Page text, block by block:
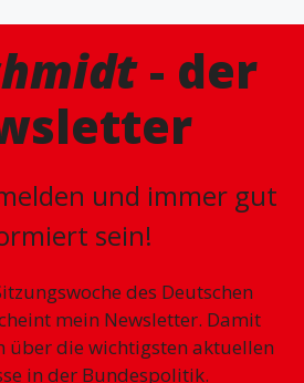
- der
und immer gut
sein!
des Deutschen
mein Newsletter. Damit
über die wichtigsten aktuellen
in der Bundespolitik.